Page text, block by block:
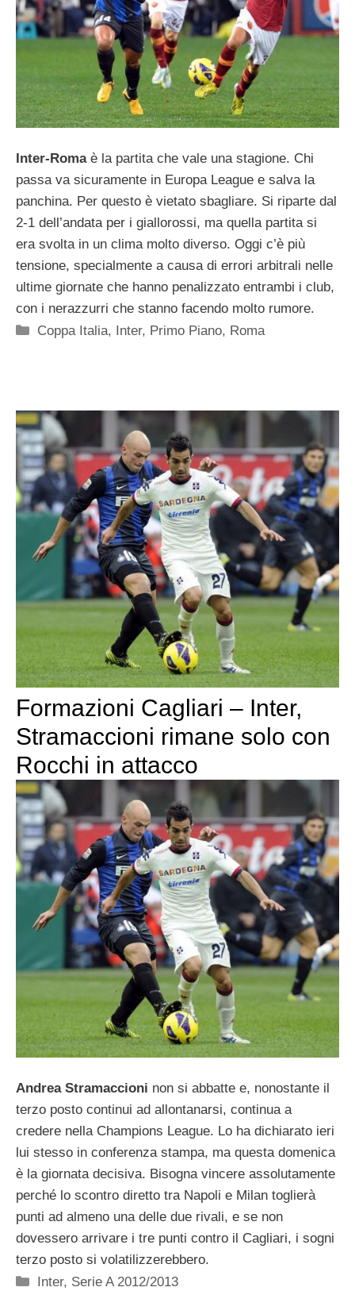
Inter-Romaè la partita che vale una stagione. Chi
passa va sicuramente in Europa League e salva la
panchina. Per questo è vietato sbagliare. Si riparte dal
2-1 dell’andata per i giallorossi, ma quella partita si
era svolta in un clima molto diverso. Oggi c’è più
tensione, specialmente a causa di errori arbitrali nelle
ultime giornate che hanno penalizzato entrambi i club,
con i nerazzurri che stanno facendo molto rumore.
Categorie
Coppa Italia, Inter, Primo Piano, Roma
Formazioni Cagliari – Inter,
Stramaccioni rimane solo con
Rocchi in attacco
Andrea Stramaccioni non si abbatte e, nonostante il
terzo posto continui ad allontanarsi, continua a
credere nella Champions League. Lo ha dichiarato ieri
lui stesso in conferenza stampa, ma questa domenica
è la giornata decisiva. Bisogna vincere assolutamente
perché lo scontro diretto tra Napoli e Milan toglierà
punti ad almeno una delle due rivali, e se non
dovessero arrivare i tre punti contro il Cagliari, i sogni
terzo posto si volatilizzerebbero.
Categorie
Inter, Serie A 2012/2013